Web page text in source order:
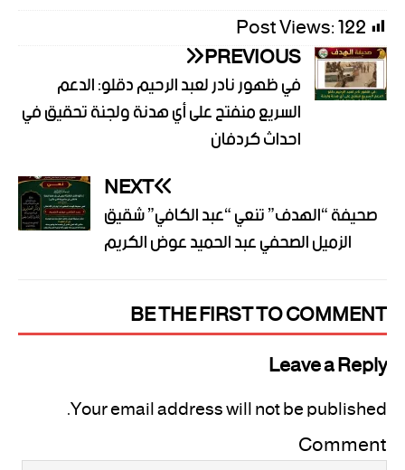
Post Views:122
PREVIOUS
في ظهور نادر لعبد الرحيم دقلو: الدعم
السريع منفتح على أي هدنة ولجنة تحقيق في
احداث كردفان
NEXT
صحيفة “الهدف” تنعي “عبد الكافي” شقيق
الزميل الصحفي عبد الحميد عوض الكريم
BE THE FIRST TO COMMENT
Leave a Reply
Your email address will not be published.
Comment